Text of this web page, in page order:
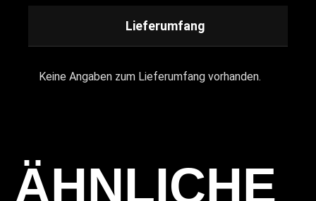
Lieferumfang
Keine Angaben zum Lieferumfang vorhanden.
ÄHNLICHE